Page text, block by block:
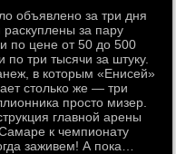
объявлено за три дня
раскуплены за пару
по цене от 50 до 500
три тысячи за штуку.
в которым «Енисей»
столько же — три
просто мизер.
главной арены
к чемпионату
заживем! А пока…